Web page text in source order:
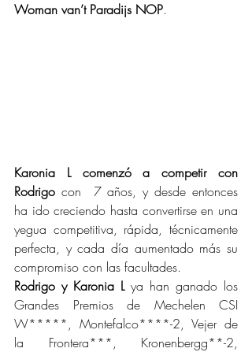
Woman van’t Paradijs NOP.
Karonia L comenzó a competir con
Rodrigo con  7 años, y desde entonces
ha ido creciendo hasta convertirse en una
yegua competitiva, rápida, técnicamente
perfecta, y cada día aumentado más su
compromiso con las facultades.
Rodrigo y Karonia L ya han ganado los
Grandes Premios de Mechelen CSI
W*****, Montefalco****-2, Vejer de
la Frontera***, Kronenbergg**-2,